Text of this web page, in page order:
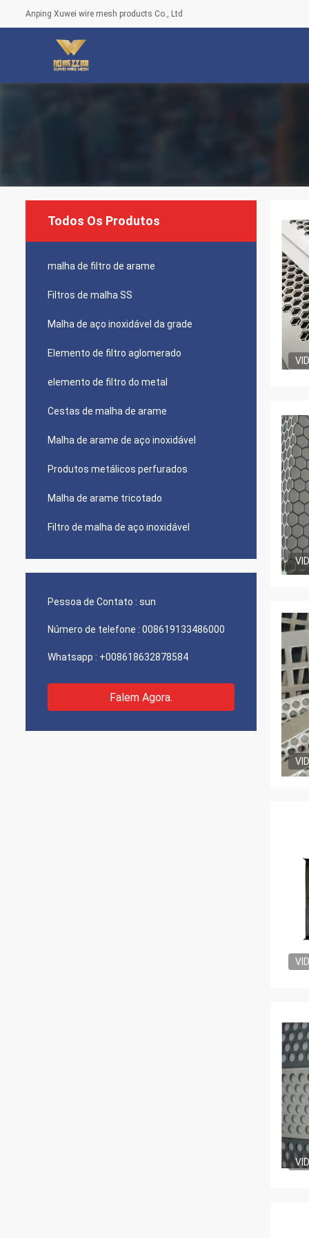
Anping Xuwei wire mesh products Co., Ltd
Todos Os Produtos
malha de filtro de arame
Filtros de malha SS
Malha de aço inoxidável da grade
Elemento de filtro aglomerado
elemento de filtro do metal
Cestas de malha de arame
Malha de arame de aço inoxidável
Produtos metálicos perfurados
Malha de arame tricotado
Filtro de malha de aço inoxidável
Pessoa de Contato : sun
Número de telefone : 008619133486000
Whatsapp : +008618632878584
Falem Agora.